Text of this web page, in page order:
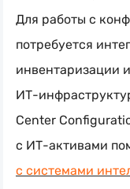
Для работы с
потребуется
инвентаризации
ИТ-
Center
с ИТ-активами
с системами